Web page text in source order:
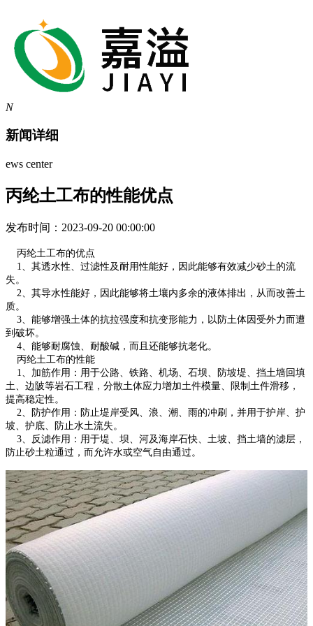
N
新闻详细
ews center
丙纶土工布的性能优点
发布时间：2023-09-20 00:00:00
丙纶土工布的优点
1、其透水性、过滤性及耐用性能好，因此能够有效减少砂土的流
失。
2、其导水性能好，因此能够将土壤内多余的液体排出，从而改善土
质。
3、能够增强土体的抗拉强度和抗变形能力，以防土体因受外力而遭
到破坏。
4、能够耐腐蚀、耐酸碱，而且还能够抗老化。
丙纶土工布的性能
1、加筋作用：用于公路、铁路、机场、石坝、防坡堤、挡土墙回填
土、边陂等岩石工程，分散土体应力增加土件模量、限制土件滑移，
提高稳定性。
2、防护作用：防止堤岸受风、浪、潮、雨的冲刷，并用于护岸、护
坡、护底、防止水土流失。
3、反滤作用：用于堤、坝、河及海岸石快、土坡、挡土墙的滤层，
防止砂土粒通过，而允许水或空气自由通过。